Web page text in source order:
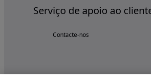
Serviço de apoio ao
Contacte-nos